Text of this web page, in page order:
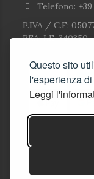
Questo sito
l'esperienza
Leggi
Telefono: +39
P.IVA / C.F:
REA: LE-340350